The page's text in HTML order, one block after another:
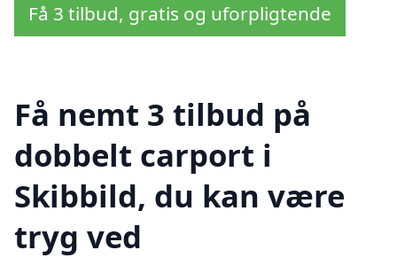
Få 3 tilbud, gratis og uforpligtende
Få nemt 3 tilbud på
dobbelt carport i
Skibbild, du kan være
tryg ved